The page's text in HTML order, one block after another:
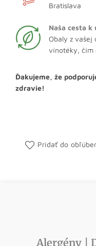
Bratislava
Naša cesta
Obaly z vašej
vínotéky, čím
Ďakujeme, že
zdravie!
Pridať do
Alergény |